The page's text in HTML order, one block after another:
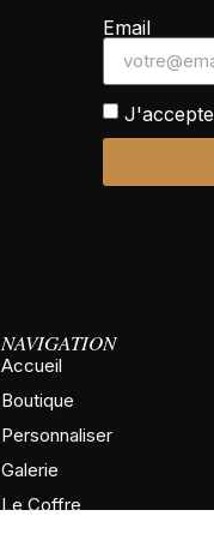
Email
NAVIGATION
Accueil
Boutique
Personnaliser
Galerie
Le Coffre